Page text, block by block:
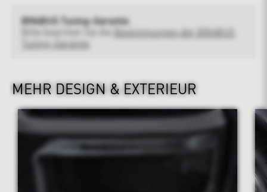
BRABUS Tuning-Garantie
Bitte beachten Sie die
Bestimmungen der BRABUS
Tuning-Garantie
MEHR DESIGN & EXTERIEUR